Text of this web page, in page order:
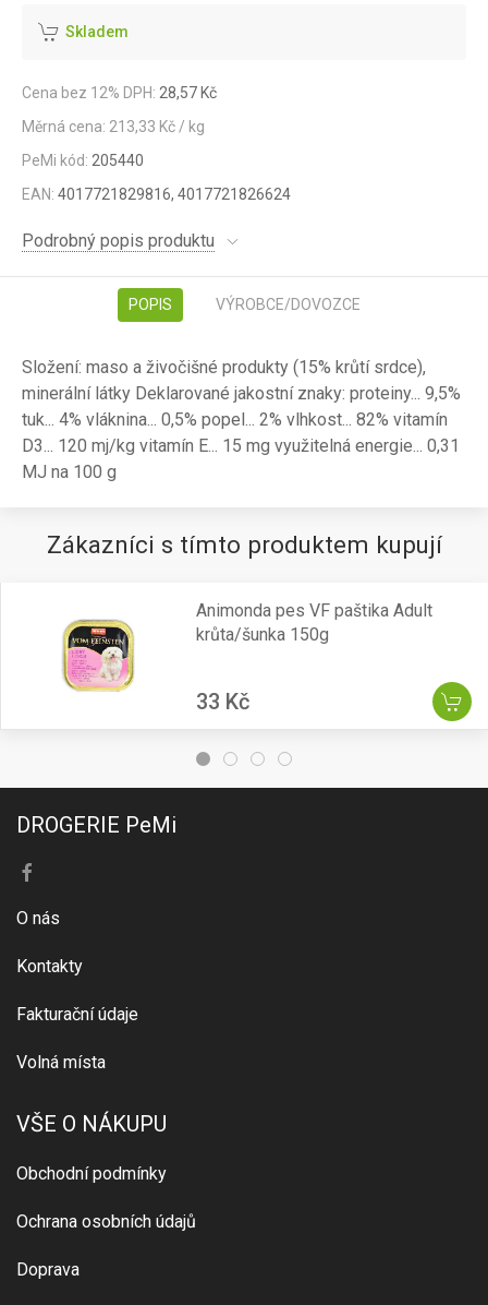
Skladem
Cena bez 12% DPH: 28,57 Kč
Měrná cena: 213,33 Kč / kg
PeMi kód: 205440
EAN: 4017721829816, 4017721826624
Podrobný popis produktu
POPIS VÝROBCE/DOVOZCE
Složení: maso a živočišné produkty (15% krůtí srdce),
minerální látky Deklarované jakostní znaky: proteiny... 9,5%
tuk... 4% vláknina... 0,5% popel... 2% vlhkost... 82% vitamín
D3... 120 mj/kg vitamín E... 15 mg využitelná energie... 0,31
MJ na 100 g
Zákazníci s tímto produktem kupují
Animonda pes VF paštika Adult
krůta/šunka 150g
33 Kč
DROGERIE PeMi
O nás
Kontakty
Fakturační údaje
Volná místa
VŠE O NÁKUPU
Obchodní podmínky
Ochrana osobních údajů
Doprava